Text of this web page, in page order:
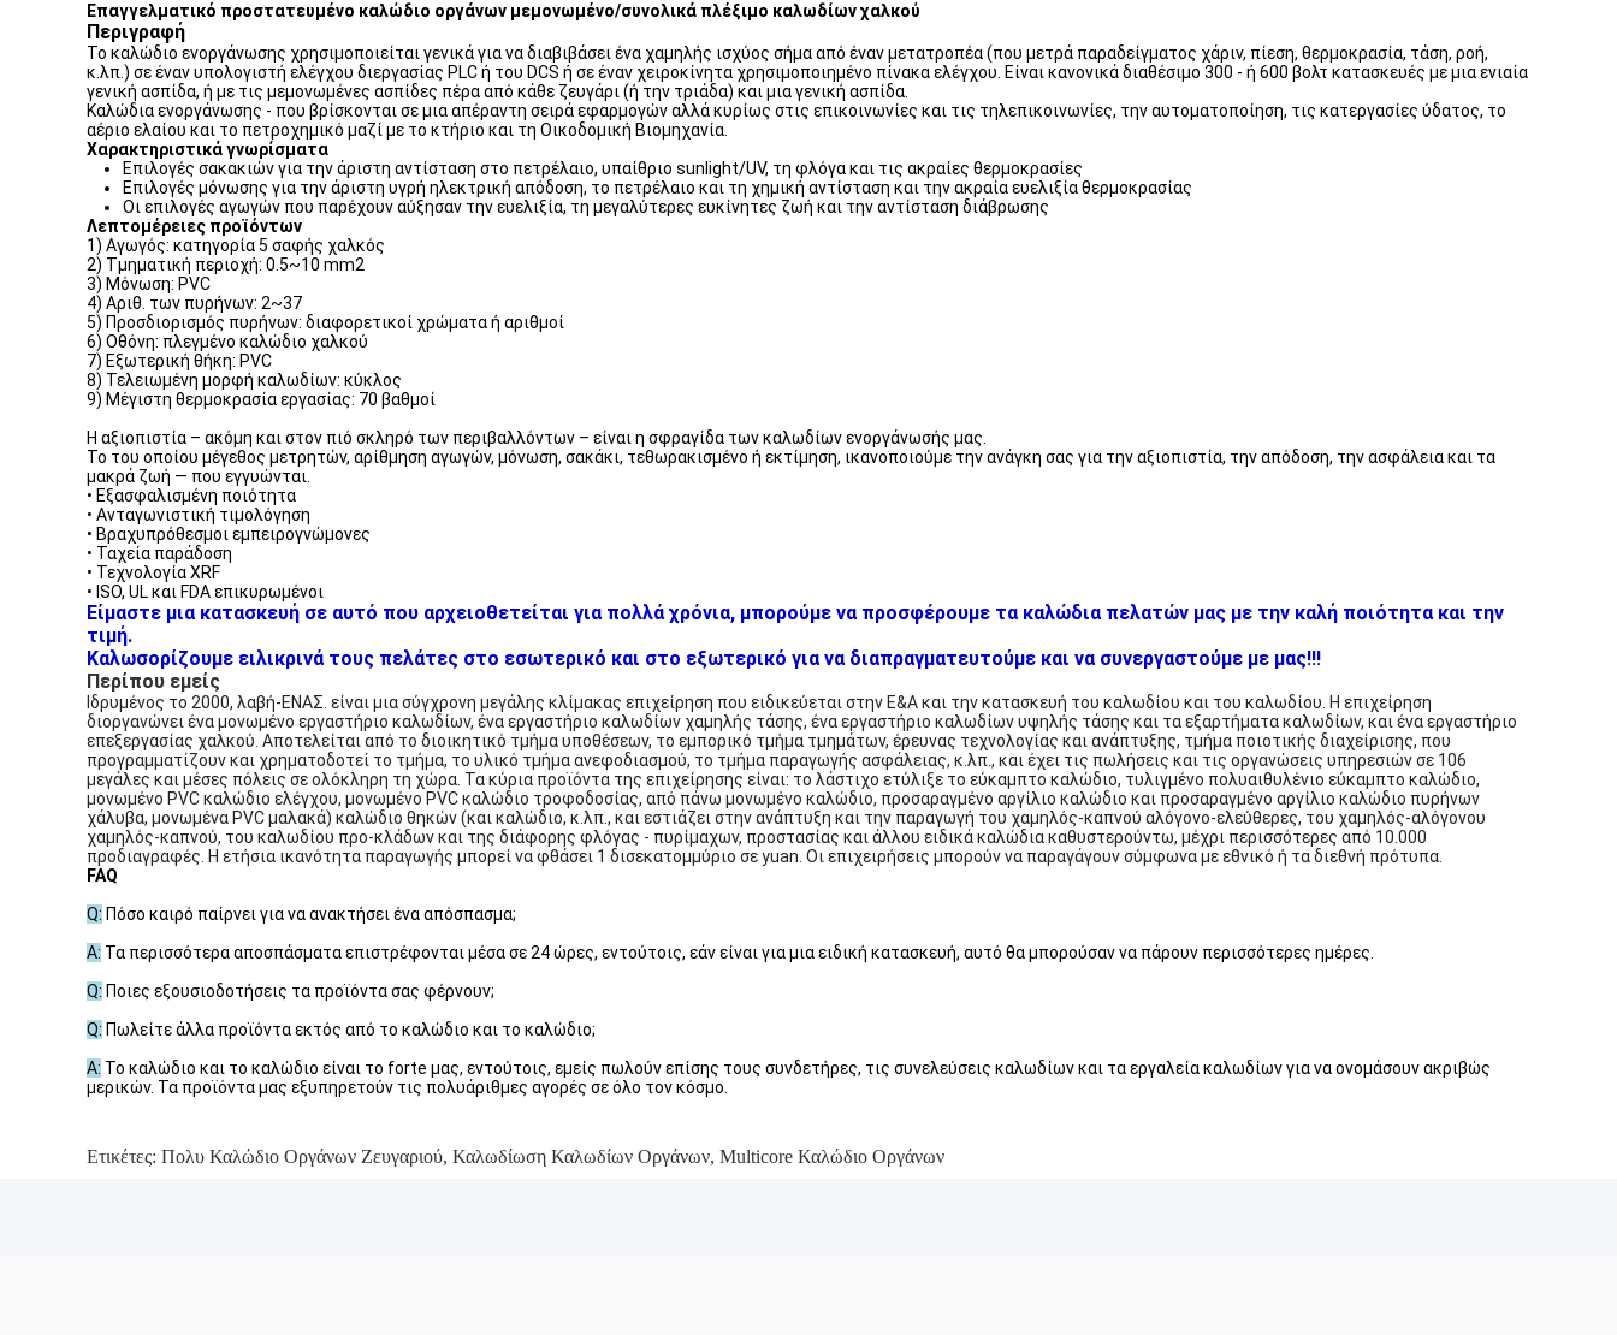
Επαγγελματικό προστατευμένο καλώδιο οργάνων μεμονωμένο/συνολικά πλέξιμο καλωδίων χαλκού
Περιγραφή
Το καλώδιο ενοργάνωσης χρησιμοποιείται γενικά για να διαβιβάσει ένα χαμηλής ισχύος σήμα από έναν μετατροπέα (που μετρά παραδείγματος χάριν, πίεση, θερμοκρασία, τάση, ροή,
κ.λπ.) σε έναν υπολογιστή ελέγχου διεργασίας PLC ή του DCS ή σε έναν χειροκίνητα χρησιμοποιημένο πίνακα ελέγχου. Είναι κανονικά διαθέσιμο 300 - ή 600 βολτ κατασκευές με μια ενιαία
γενική ασπίδα, ή με τις μεμονωμένες ασπίδες πέρα από κάθε ζευγάρι (ή την τριάδα) και μια γενική ασπίδα.
Καλώδια ενοργάνωσης - που βρίσκονται σε μια απέραντη σειρά εφαρμογών αλλά κυρίως στις επικοινωνίες και τις τηλεπικοινωνίες, την αυτοματοποίηση, τις κατεργασίες ύδατος, το
αέριο ελαίου και το πετροχημικό μαζί με το κτήριο και τη Οικοδομική Βιομηχανία.
Χαρακτηριστικά γνωρίσματα
Επιλογές σακακιών για την άριστη αντίσταση στο πετρέλαιο, υπαίθριο sunlight/UV, τη φλόγα και τις ακραίες θερμοκρασίες
Επιλογές μόνωσης για την άριστη υγρή ηλεκτρική απόδοση, το πετρέλαιο και τη χημική αντίσταση και την ακραία ευελιξία θερμοκρασίας
Οι επιλογές αγωγών που παρέχουν αύξησαν την ευελιξία, τη μεγαλύτερες ευκίνητες ζωή και την αντίσταση διάβρωσης
Λεπτομέρειες προϊόντων
1) Αγωγός: κατηγορία 5 σαφής χαλκός
2) Τμηματική περιοχή: 0.5~10 mm2
3) Μόνωση: PVC
4) Αριθ. των πυρήνων: 2~37
5) Προσδιορισμός πυρήνων: διαφορετικοί χρώματα ή αριθμοί
6) Οθόνη: πλεγμένο καλώδιο χαλκού
7) Εξωτερική θήκη: PVC
8) Τελειωμένη μορφή καλωδίων: κύκλος
9) Μέγιστη θερμοκρασία εργασίας: 70 βαθμοί
Η αξιοπιστία – ακόμη και στον πιό σκληρό των περιβαλλόντων – είναι η σφραγίδα των καλωδίων ενοργάνωσής μας.
Το του οποίου μέγεθος μετρητών, αρίθμηση αγωγών, μόνωση, σακάκι, τεθωρακισμένο ή εκτίμηση, ικανοποιούμε την ανάγκη σας για την αξιοπιστία, την απόδοση, την ασφάλεια και τα
μακρά ζωή — που εγγυώνται.
• Εξασφαλισμένη ποιότητα
• Ανταγωνιστική τιμολόγηση
• Βραχυπρόθεσμοι εμπειρογνώμονες
• Ταχεία παράδοση
• Τεχνολογία XRF
• ISO, UL και FDA επικυρωμένοι
Είμαστε μια κατασκευή σε αυτό που αρχειοθετείται για πολλά χρόνια, μπορούμε να προσφέρουμε τα καλώδια πελατών μας με την καλή ποιότητα και την
τιμή.
Καλωσορίζουμε ειλικρινά τους πελάτες στο εσωτερικό και στο εξωτερικό για να διαπραγματευτούμε και να συνεργαστούμε με μας!!!
Περίπου εμείς
Ιδρυμένος το 2000, λαβή-ΕΝΑΣ. είναι μια σύγχρονη μεγάλης κλίμακας επιχείρηση που ειδικεύεται στην Ε&Α και την κατασκευή του καλωδίου και του καλωδίου. Η επιχείρηση
διοργανώνει ένα μονωμένο εργαστήριο καλωδίων, ένα εργαστήριο καλωδίων χαμηλής τάσης, ένα εργαστήριο καλωδίων υψηλής τάσης και τα εξαρτήματα καλωδίων, και ένα εργαστήριο
επεξεργασίας χαλκού. Αποτελείται από το διοικητικό τμήμα υποθέσεων, το εμπορικό τμήμα τμημάτων, έρευνας τεχνολογίας και ανάπτυξης, τμήμα ποιοτικής διαχείρισης, που
προγραμματίζουν και χρηματοδοτεί το τμήμα, το υλικό τμήμα ανεφοδιασμού, το τμήμα παραγωγής ασφάλειας, κ.λπ., και έχει τις πωλήσεις και τις οργανώσεις υπηρεσιών σε 106
μεγάλες και μέσες πόλεις σε ολόκληρη τη χώρα. Τα κύρια προϊόντα της επιχείρησης είναι: το λάστιχο ετύλιξε το εύκαμπτο καλώδιο, τυλιγμένο πολυαιθυλένιο εύκαμπτο καλώδιο,
μονωμένο PVC καλώδιο ελέγχου, μονωμένο PVC καλώδιο τροφοδοσίας, από πάνω μονωμένο καλώδιο, προσαραγμένο αργίλιο καλώδιο και προσαραγμένο αργίλιο καλώδιο πυρήνων
χάλυβα, μονωμένα PVC μαλακά) καλώδιο θηκών (και καλώδιο, κ.λπ., και εστιάζει στην ανάπτυξη και την παραγωγή του χαμηλός-καπνού αλόγονο-ελεύθερες, του χαμηλός-αλόγονου
χαμηλός-καπνού, του καλωδίου προ-κλάδων και της διάφορης φλόγας - πυρίμαχων, προστασίας και άλλου ειδικά καλώδια καθυστερούντω, μέχρι περισσότερες από 10.000
προδιαγραφές. Η ετήσια ικανότητα παραγωγής μπορεί να φθάσει 1 δισεκατομμύριο σε yuan. Οι επιχειρήσεις μπορούν να παραγάγουν σύμφωνα με εθνικό ή τα διεθνή πρότυπα.
FAQ
Q: Πόσο καιρό παίρνει για να ανακτήσει ένα απόσπασμα;
Α: Τα περισσότερα αποσπάσματα επιστρέφονται μέσα σε 24 ώρες, εντούτοις, εάν είναι για μια ειδική κατασκευή, αυτό θα μπορούσαν να πάρουν περισσότερες ημέρες.
Q: Ποιες εξουσιοδοτήσεις τα προϊόντα σας φέρνουν;
Q: Πωλείτε άλλα προϊόντα εκτός από το καλώδιο και το καλώδιο;
Α: Το καλώδιο και το καλώδιο είναι το forte μας, εντούτοις, εμείς πωλούν επίσης τους συνδετήρες, τις συνελεύσεις καλωδίων και τα εργαλεία καλωδίων για να ονομάσουν ακριβώς
μερικών. Τα προϊόντα μας εξυπηρετούν τις πολυάριθμες αγορές σε όλο τον κόσμο.
Ετικέτες: Πολυ Καλώδιο Οργάνων Ζευγαριού, Καλωδίωση Καλωδίων Οργάνων, Multicore Καλώδιο Οργάνων